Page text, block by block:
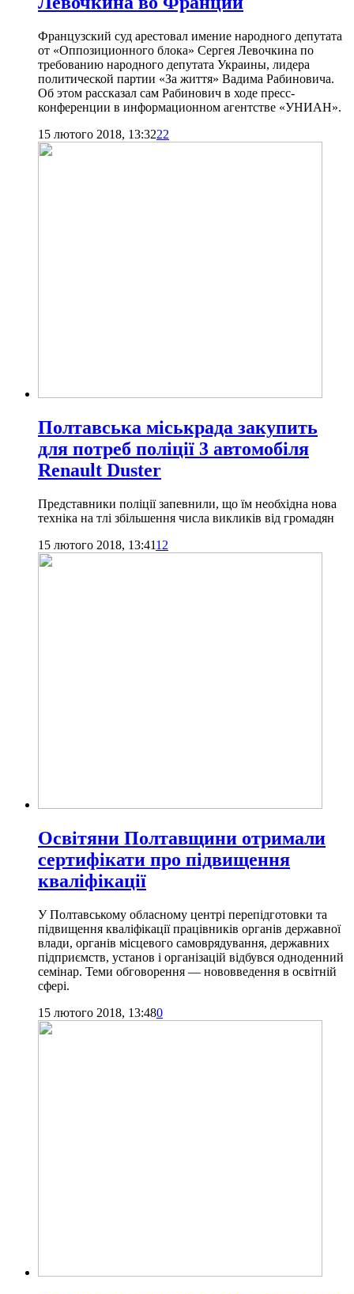
Французский суд арестовал имение народного депутата
от «Оппозиционного блока» Сергея Левочкина по
требованию народного депутата Украины, лидера
политической партии «За життя» Вадима Рабиновича.
Об этом рассказал сам Рабинович в ходе пресс-
конференции в информационном агентстве «УНИАН».
15 лютого 2018, 13:3222
Полтавська міськрада закупить
для потреб поліції 3 автомобіля
Renault Duster
Представники поліції запевнили, що їм необхідна нова
техніка на тлі збільшення числа викликів від громадян
15 лютого 2018, 13:4112
Освітяни Полтавщини отримали
сертифікати про підвищення
кваліфікації
У Полтавському обласному центрі перепідготовки та
підвищення кваліфікації працівників органів державної
влади, органів місцевого самоврядування, державних
підприємств, установ і організацій відбувся одноденний
семінар. Теми обговорення — нововведення в освітній
сфері.
15 лютого 2018, 13:480